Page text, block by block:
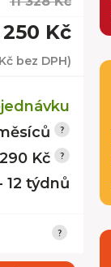
Kč
bez DPH)
Kč
12 týdnů